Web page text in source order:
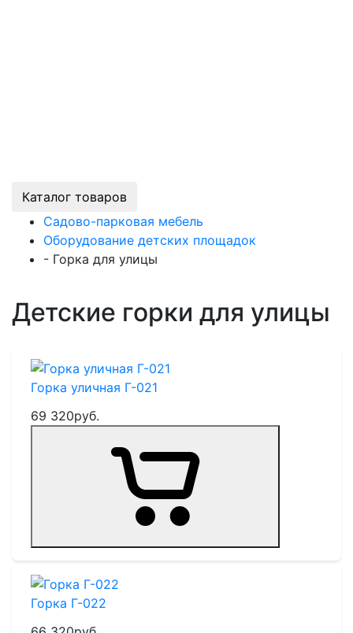
Каталог товаров
Садово-парковая мебель
Оборудование детских площадок
- Горка для улицы
Детские горки для улицы
Горка уличная Г-021
69 320руб.
Горка Г-022